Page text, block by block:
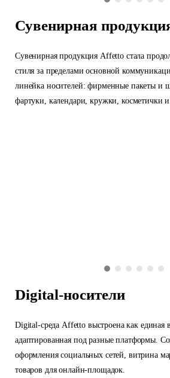
Сувенирная
Сувенирная продукция Affetto стала
стиля за пределами основной
линейка носителей: фирменные пакеты и
фартуки, календари, кружки, косметички и
Digital-носители
Digital-среда Affetto выстроена как единая
адаптированная под разные платформы.
оформления социальных сетей, витрина
товаров для онлайн-площадок.